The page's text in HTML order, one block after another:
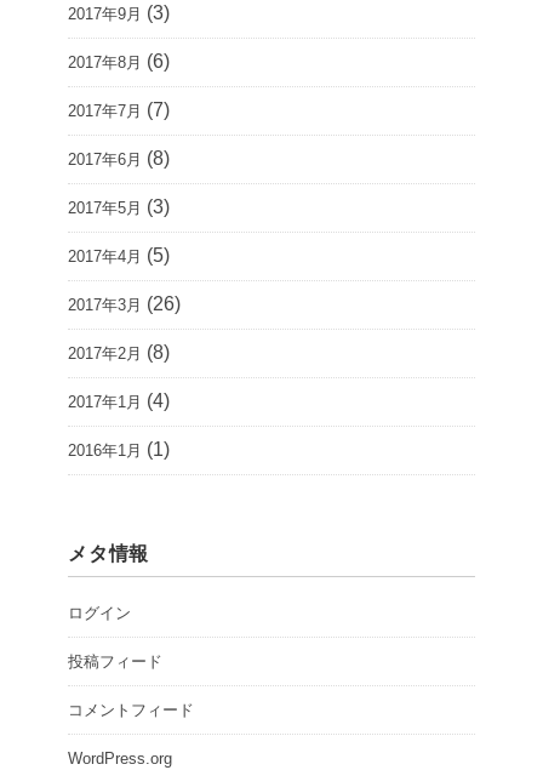
2017年9月 (3)
2017年8月 (6)
2017年7月 (7)
2017年6月 (8)
2017年5月 (3)
2017年4月 (5)
2017年3月 (26)
2017年2月 (8)
2017年1月 (4)
2016年1月 (1)
メタ情報
ログイン
投稿フィード
コメントフィード
WordPress.org